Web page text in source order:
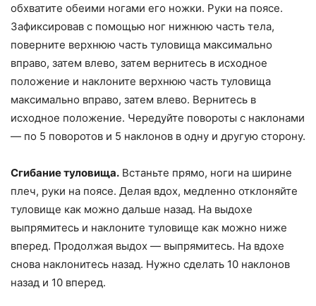
обхватите обеими ногами его ножки. Руки на поясе.
Зафиксировав с помощью ног нижнюю часть тела,
поверните верхнюю часть туловища максимально
вправо, затем влево, затем вернитесь в исходное
положение и наклоните верхнюю часть туловища
максимально вправо, затем влево. Вернитесь в
исходное положение. Чередуйте повороты с наклонами
— по 5 поворотов и 5 наклонов в одну и другую сторону.
Сгибание туловища. Встаньте прямо, ноги на ширине
плеч, руки на поясе. Делая вдох, медленно отклоняйте
туловище как можно дальше назад. На выдохе
выпрямитесь и наклоните туловище как можно ниже
вперед. Продолжая выдох — выпрямитесь. На вдохе
снова наклонитесь назад. Нужно сделать 10 наклонов
назад и 10 вперед.